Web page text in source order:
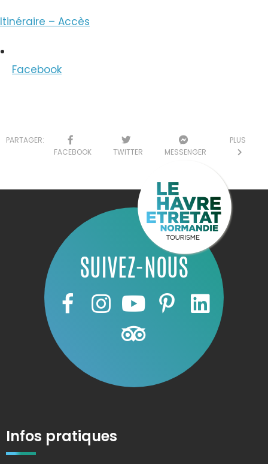
Itinéraire – Accès
Facebook
PARTAGER:
FACEBOOK
TWITTER MESSENGER
PLUS
SUIVEZ-NOUS
Infos pratiques